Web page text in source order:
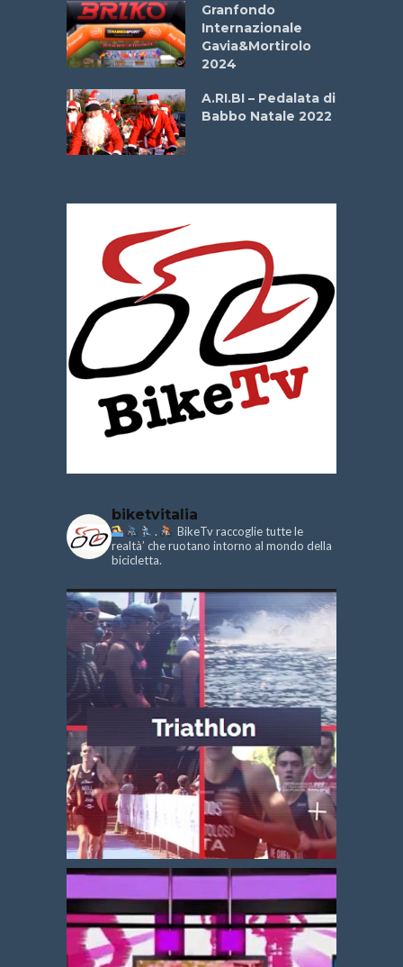
Granfondo
Internazionale
Gavia&Mortirolo
2024
A.RI.BI – Pedalata di
Babbo Natale 2022
biketvitalia
.
BikeTv raccoglie tutte le
realtà’ che ruotano intorno al mondo della
bicicletta.